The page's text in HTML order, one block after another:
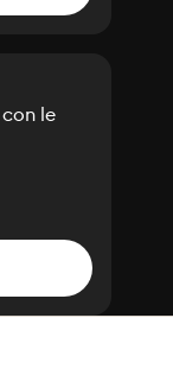
le